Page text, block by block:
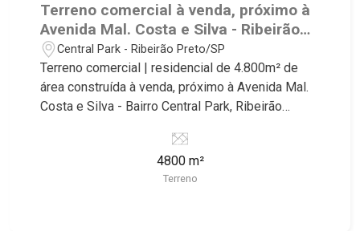
Terreno comercial à venda, próximo à
Avenida Mal. Costa e Silva - Ribeirão
Preto/SP.
Central Park - Ribeirão Preto/SP
Terreno comercial | residencial de 4.800m² de
área construída à venda, próximo à Avenida Mal.
Costa e Silva - Bairro Central Park, Ribeirão
imóvel que a Martinelli Imobiliária selecionou
aprovado de 96 apartamentos de uma vaga com
4800 m²
Terreno